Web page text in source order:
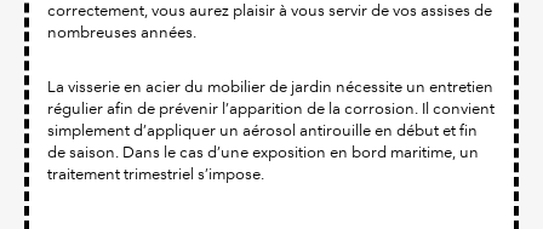
correctement, vous aurez plaisir à vous servir de vos assises de
nombreuses années.
La visserie en acier du mobilier de jardin nécessite un entretien
régulier afin de prévenir l’apparition de la corrosion. Il convient
simplement d’appliquer un aérosol antirouille en début et fin
de saison. Dans le cas d’une exposition en bord maritime, un
traitement trimestriel s’impose.